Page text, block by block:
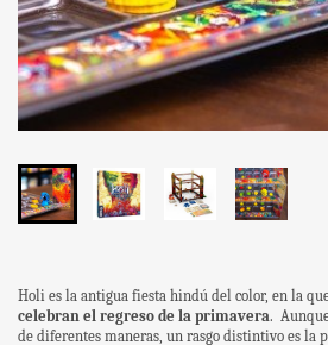
Holi es la antigua fiesta hindú del color, en la
celebran el regreso de la primavera.
de diferentes maneras, un rasgo distintivo es la